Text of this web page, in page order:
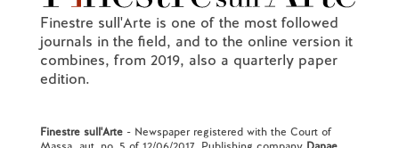
Finestre sull'Arte is one of the most followed
journals in the field, and to the online version it
combines, from 2019, also a quarterly paper
edition.
Finestre sull'Arte- Newspaper registered with the Court of